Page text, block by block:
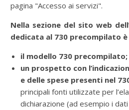
pagina "Accesso ai servizi".
Nella sezione del sito web
dedicata al 730 precompilato
il modello 730 precompilato;
un prospetto con
e delle spese presenti nel
principali fonti utilizzate per
dichiarazione (ad esempio i